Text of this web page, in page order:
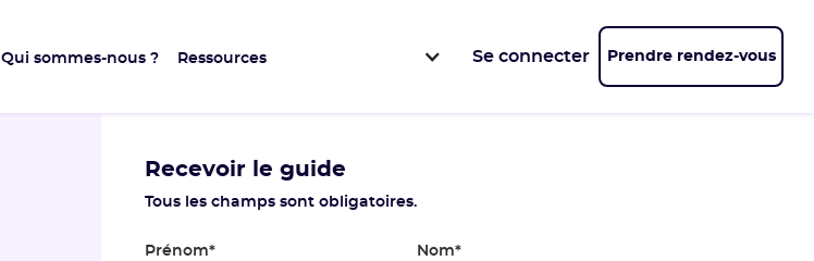
Qui sommes-nous ? Ressources Se connecter Prendre rendez-vous
Recevoir le guide
Tous les champs sont obligatoires.
Prénom* Nom*